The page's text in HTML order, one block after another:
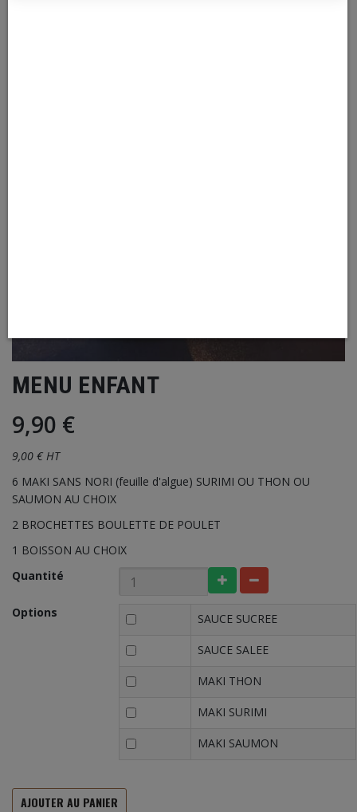
MENU ENFANT
9,90 €
9,00 € HT
6 MAKI SANS NORI (feuille d'algue) SURIMI OU THON OU
SAUMON AU CHOIX
2 BROCHETTES BOULETTE DE POULET
1 BOISSON AU CHOIX
Quantité
Options SAUCE SUCREE
SAUCE SALEE
MAKI THON
MAKI SURIMI
MAKI SAUMON
AJOUTER AU PANIER